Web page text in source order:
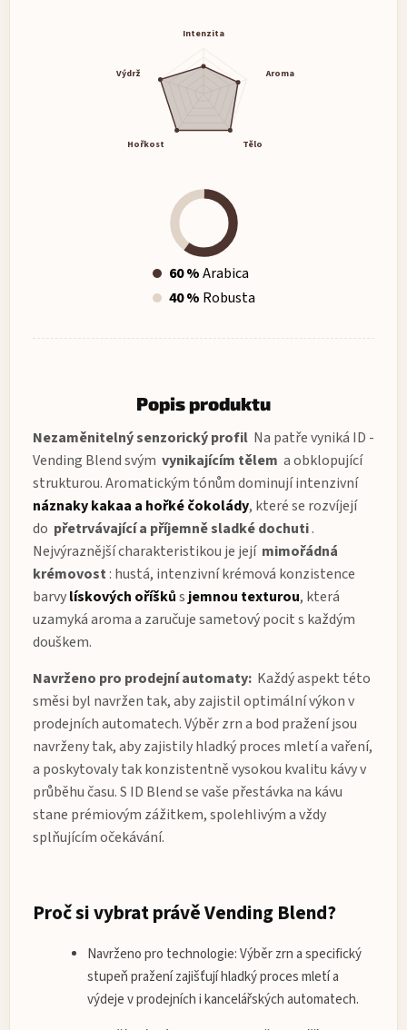
Popis produktu
Nezaměnitelný senzorický profil Na patře vyniká ID -
Vending Blend svým vynikajícím tělem a obklopující
strukturou. Aromatickým tónům dominují intenzivní
náznaky kakaa a hořké čokolády, které se rozvíjejí
do přetrvávající a příjemně sladké dochuti.
Nejvýraznější charakteristikou je její mimořádná
krémovost: hustá, intenzivní krémová konzistence
barvylískových oříškůs jemnou texturou, která
uzamyká aroma a zaručuje sametový pocit s každým
douškem.
Navrženo pro prodejní automaty: Každý aspekt této
směsi byl navržen tak, aby zajistil optimální výkon v
prodejních automatech. Výběr zrn a bod pražení jsou
navrženy tak, aby zajistily hladký proces mletí a vaření,
a poskytovaly tak konzistentně vysokou kvalitu kávy v
průběhu času. S ID Blend se vaše přestávka na kávu
stane prémiovým zážitkem, spolehlivým a vždy
splňujícím očekávání.
Proč si vybrat právě Vending Blend?
Navrženo pro technologie:Výběr zrn a specifický
stupeň pražení zajišťují hladký proces mletí a
výdeje v prodejních i kancelářských automatech.
Intenzita
Aroma
Tělo
Hořkost
Výdrž
60 %Arabica
40 % Robusta